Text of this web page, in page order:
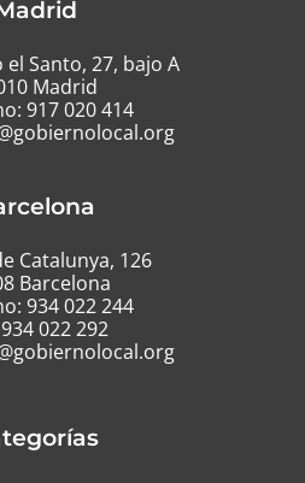
el Santo, 27, bajo A
Madrid
917 020 414
Catalunya, 126
Barcelona
934 022 244
022 292